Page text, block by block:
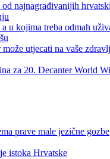
najnagrađivanijih
u kojima treba odmah
utjecati na vaše
za 20. Decanter World
prave male jezične gozbe
istoka Hrvatske